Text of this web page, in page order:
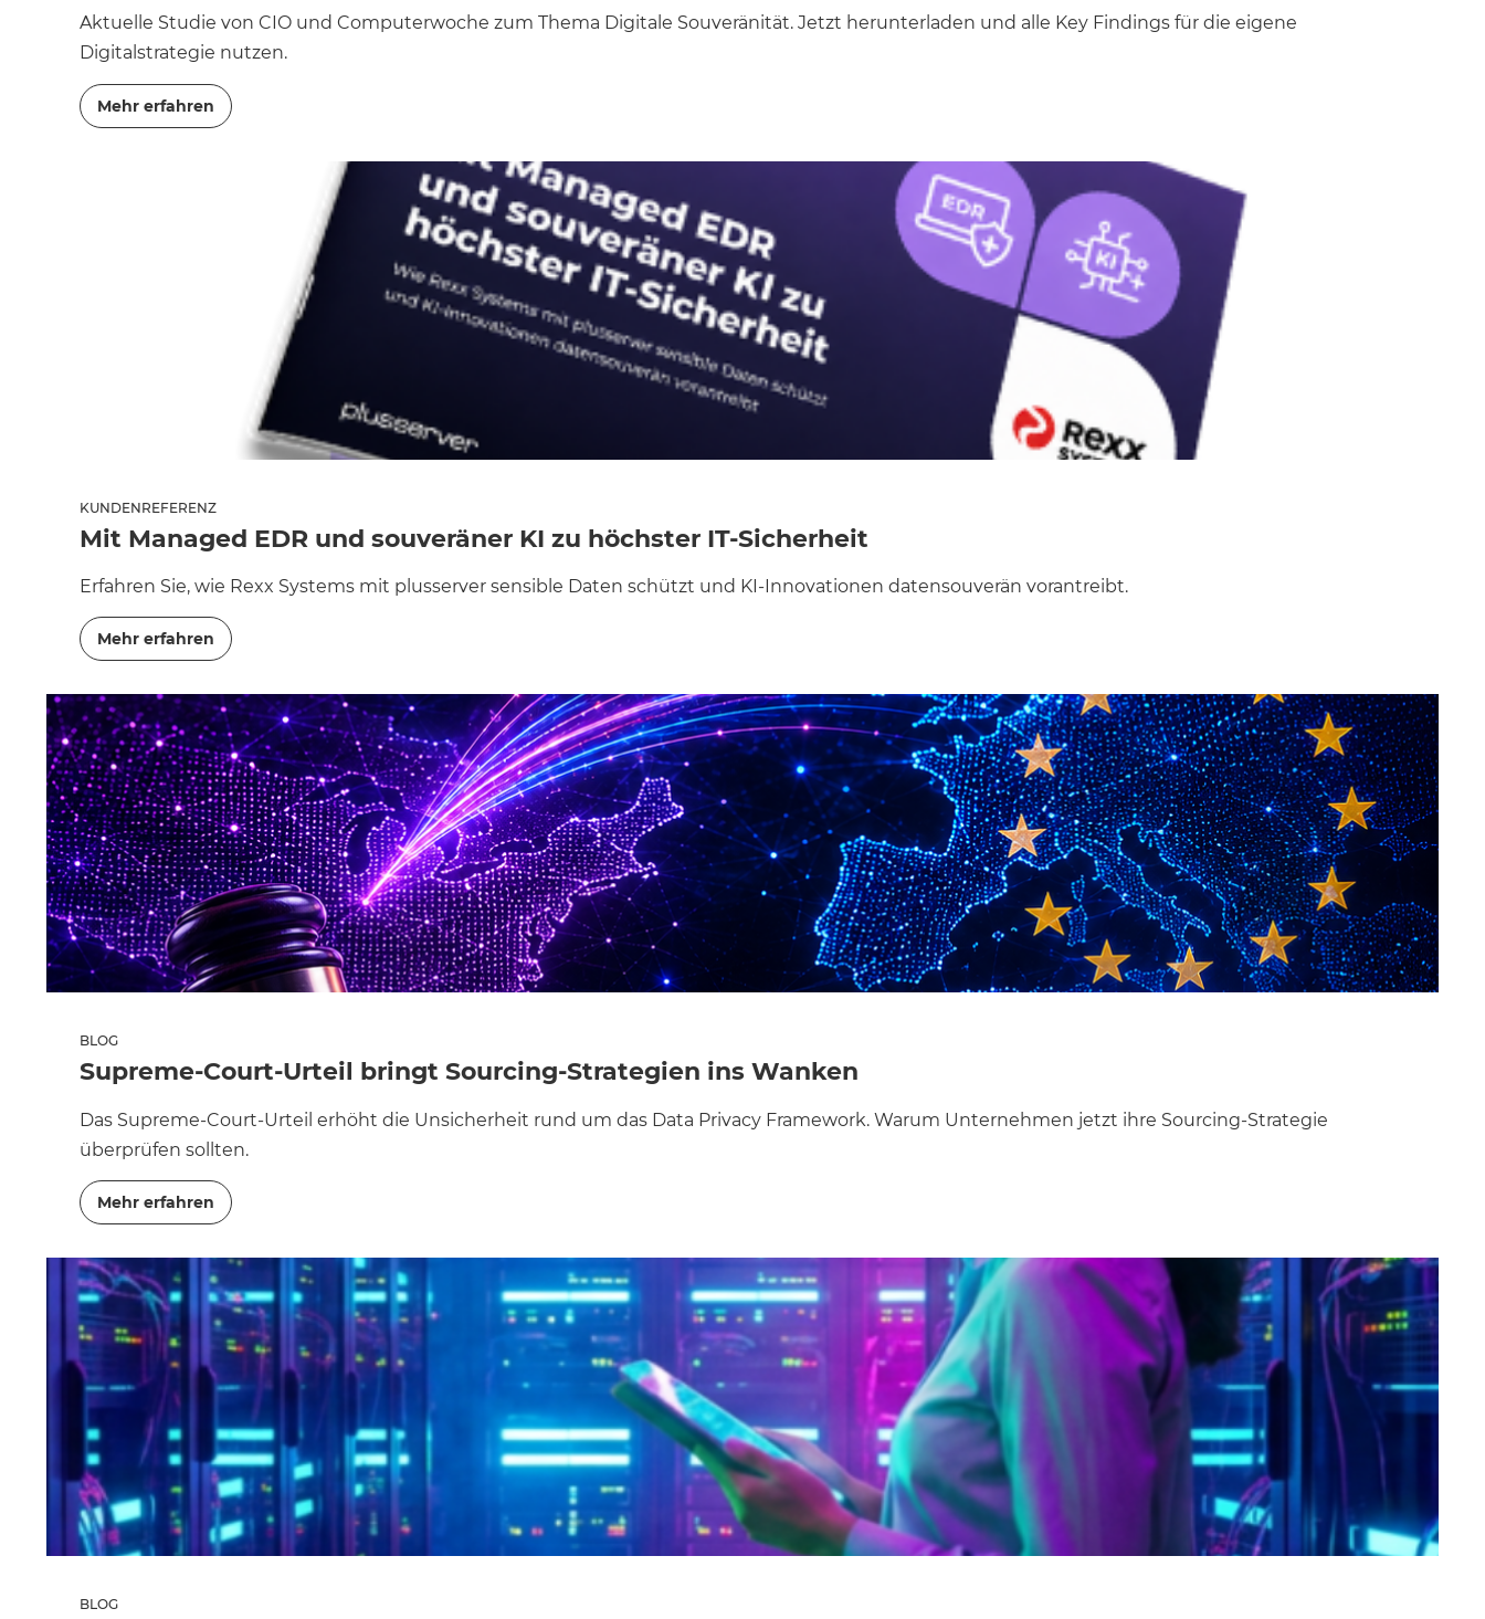
Aktuelle Studie von CIO und Computerwoche zum Thema Digitale Souveränität. Jetzt herunterladen und alle Key Findings für die eigene
Digitalstrategie nutzen.
Mehr erfahren
KUNDENREFERENZ
Mit Managed EDR und souveräner KI zu höchster IT-Sicherheit
Erfahren Sie, wie Rexx Systems mit plusserver sensible Daten schützt und KI-Innovationen datensouverän vorantreibt.
Mehr erfahren
BLOG
Supreme-Court-Urteil bringt Sourcing-Strategien ins Wanken
Das Supreme-Court-Urteil erhöht die Unsicherheit rund um das Data Privacy Framework. Warum Unternehmen jetzt ihre Sourcing-Strategie
überprüfen sollten.
Mehr erfahren
BLOG